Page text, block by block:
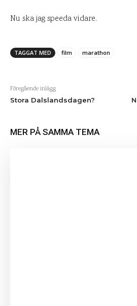
Nu ska jag speeda vidare.
TAGGAT MED film marathon
Föregående inlägg
Stora Dalslandsdagen?
MER PÅ SAMMA TEMA